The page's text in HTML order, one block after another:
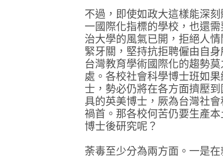
不過，即使如政大這樣能深
一國際化指標的學校，也還
治大學的風氣已開，拒絕人
緊牙關，堅持抗拒聘僱由自
台灣教育學術國際化的趨勢
處。各校社會科學博士班如
士，勢必仍將在各方面擠壓
具的英美博士，厥為台灣社
禍首。那各校何苦仍要生產
博士後研究呢？
荼毒至少分為兩方面。一是